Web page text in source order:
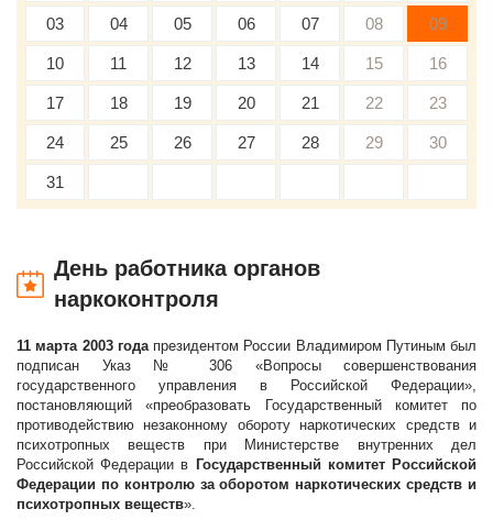
03 04 05 06 07 08 09
10 11 12 13 14 15 16
17 18 19 20 21 22 23
24 25 26 27 28 29 30
31
День работника органов
наркоконтроля
11 марта 2003 годапрезидентом России Владимиром Путиным был
подписан Указ № 306 «Вопросы совершенствования
государственного управления в Российской Федерации»,
постановляющий «преобразовать Государственный комитет по
противодействию незаконному обороту наркотических средств и
психотропных веществ при Министерстве внутренних дел
Российской Федерации в Государственный комитет Российской
Федерации по контролю за оборотом наркотических средств и
психотропных веществ».